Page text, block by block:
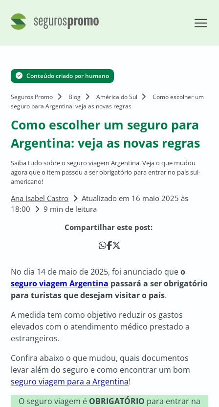
Conteúdo criado por humano
Seguros Promo Blog América do Sul
Como escolher um
seguro para Argentina: veja as novas regras
Como escolher um seguro para
Argentina: veja as novas regras
Saiba tudo sobre o seguro viagem Argentina. Veja o que mudou
agora que o item passou a ser obrigatório para entrar no país sul-
americano!
Ana Isabel Castro
Atualizado em 16 maio 2025 às
18:00
9 min de leitura
Compartilhar este post:
No dia 14 de maio de 2025, foi anunciado queo
seguro viagem Argentina passará a ser obrigatório
para turistas que desejam visitar o país.
A medida tem como objetivo reduzir os gastos
elevados com o atendimento médico prestado a
estrangeiros.
Confira abaixo o que mudou, quais documentos
levar além do seguro e como encontrar um bom
seguro viagem para a Argentina!
O seguro viagem é OBRIGATÓRIO para entrar na